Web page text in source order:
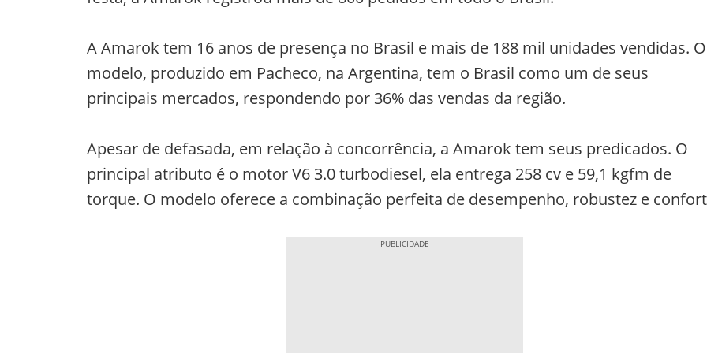
A Amarok tem 16 anos de presença no Brasil e mais de 188 mil unidades vendidas. O
modelo, produzido em Pacheco, na Argentina, tem o Brasil como um de seus
principais mercados, respondendo por 36% das vendas da região.
Apesar de defasada, em relação à concorrência, a Amarok tem seus predicados. O
principal atributo é o motor V6 3.0 turbodiesel, ela entrega 258 cv e 59,1 kgfm de
torque. O modelo oferece a combinação perfeita de desempenho, robustez e